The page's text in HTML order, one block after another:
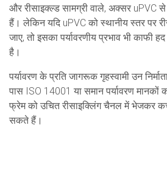
और रीसाइक्ल्ड सामग्री वाले, अक्सर uPVC
हैं। लेकिन यदि uPVC को स्थानीय स्तर पर
जाए, तो इसका पर्यावरणीय प्रभाव भी काफी
है।
पर्यावरण के प्रति जागरूक गृहस्वामी उन
पास ISO 14001 या समान पर्यावरण मानकों
फ्रेम को उचित रीसाइक्लिंग चैनल में भेजकर
सकते हैं।